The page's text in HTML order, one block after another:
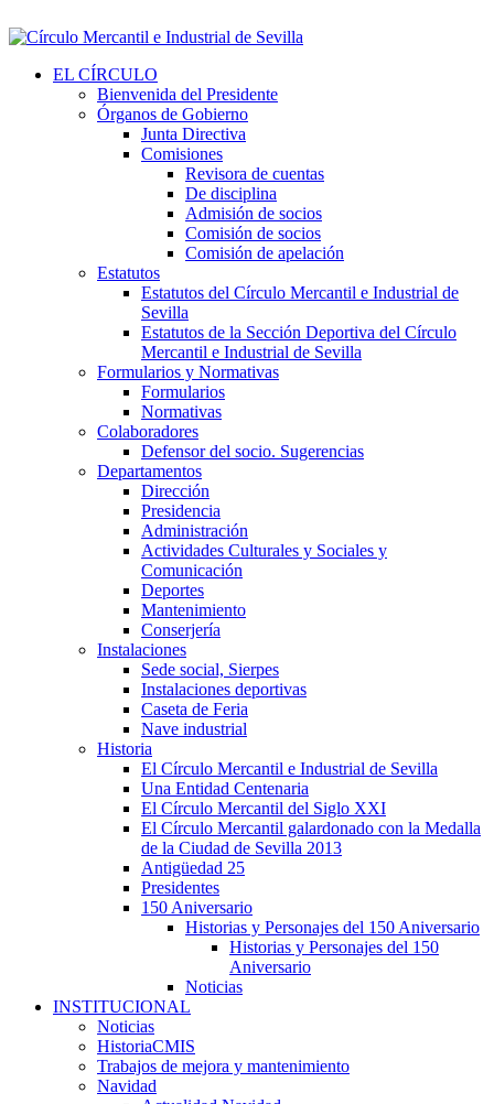
EL CÍRCULO
Bienvenida del Presidente
Órganos de Gobierno
Junta Directiva
Comisiones
Revisora de cuentas
De disciplina
Admisión de socios
Comisión de socios
Comisión de apelación
Estatutos
Estatutos del Círculo Mercantil e Industrial de
Sevilla
Estatutos de la Sección Deportiva del Círculo
Mercantil e Industrial de Sevilla
Formularios y Normativas
Formularios
Normativas
Colaboradores
Defensor del socio. Sugerencias
Departamentos
Dirección
Presidencia
Administración
Actividades Culturales y Sociales y
Comunicación
Deportes
Mantenimiento
Conserjería
Instalaciones
Sede social, Sierpes
Instalaciones deportivas
Caseta de Feria
Nave industrial
Historia
El Círculo Mercantil e Industrial de Sevilla
Una Entidad Centenaria
El Círculo Mercantil del Siglo XXI
El Círculo Mercantil galardonado con la Medalla
de la Ciudad de Sevilla 2013
Antigüedad 25
Presidentes
150 Aniversario
Historias y Personajes del 150 Aniversario
Historias y Personajes del 150
Aniversario
Noticias
INSTITUCIONAL
Noticias
HistoriaCMIS
Trabajos de mejora y mantenimiento
Navidad